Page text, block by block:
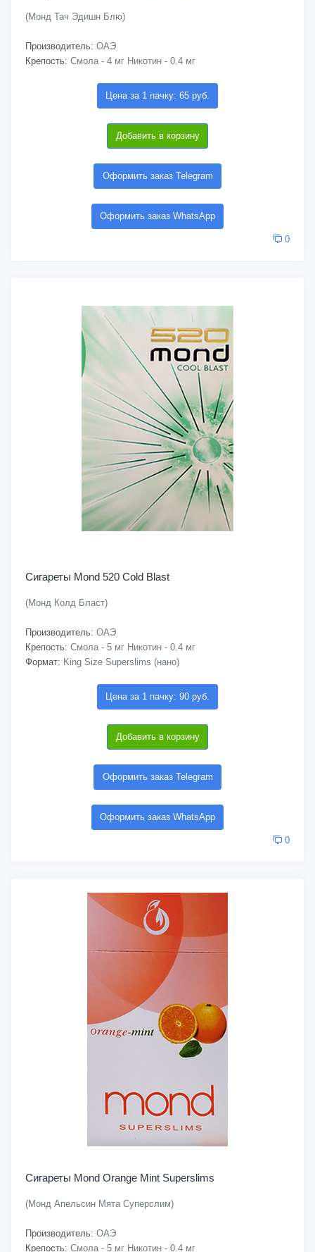
(Монд Тач Эдишн Блю)
Производитель: ОАЭ
Крепость: Смола - 4 мг Никотин - 0.4 мг
Цена за 1 пачку: 65 руб.
Добавить в корзину
Оформить заказ Telegram
Оформить заказ WhatsApp
0
Сигареты Mond 520 Cold Blast
(Монд Колд Бласт)
Производитель: ОАЭ
Крепость: Смола - 5 мг Никотин - 0.4 мг
Формат: King Size Superslims (нано)
Цена за 1 пачку: 90 руб.
Добавить в корзину
Оформить заказ Telegram
Оформить заказ WhatsApp
0
Сигареты Mond Orange Mint Superslims
(Монд Апельсин Мята Суперслим)
Производитель: ОАЭ
Крепость: Смола - 5 мг Никотин - 0.4 мг